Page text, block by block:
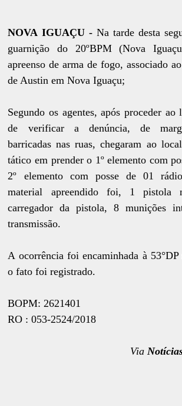
NOVA IGUAÇU - Na tarde desta
guarnição do 20ºBPM (Nova
apreenso de arma de fogo, associado
de Austin em Nova Iguaçu;
Segundo os agentes, após proceder
de verificar a denúncia, de
barricadas nas ruas, chegaram ao
tático em prender o 1º elemento com
2º elemento com posse de 01
material apreendido foi, 1 pistola
carregador da pistola, 8 munições
transmissão.
A ocorrência foi encaminhada à
o fato foi registrado.
BOPM: 2621401
RO : 053-2524/2018
Via